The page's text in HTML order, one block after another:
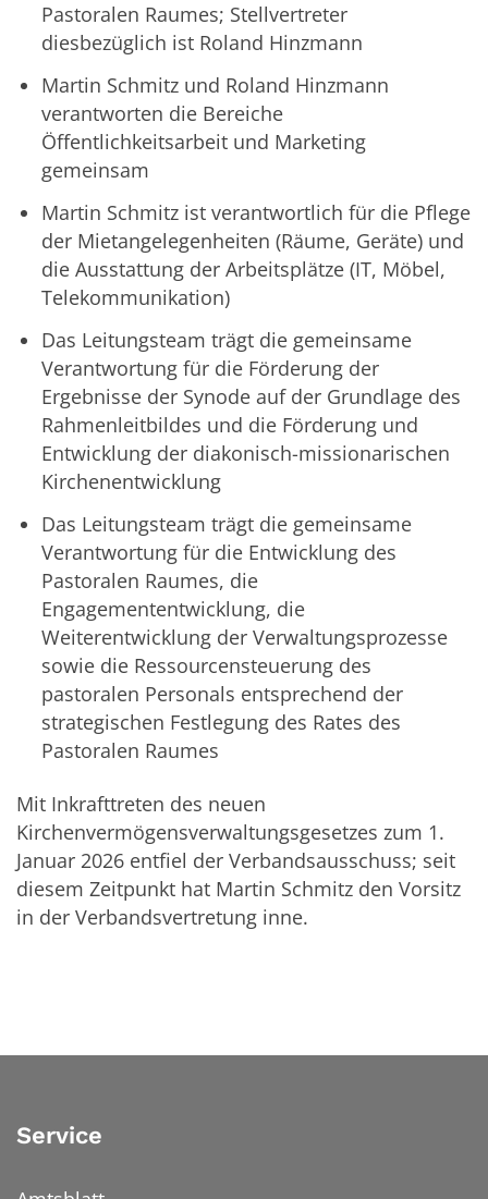
Pastoralen Raumes; Stellvertreter
diesbezüglich ist Roland Hinzmann
Martin Schmitz und Roland Hinzmann
verantworten die Bereiche
Öffentlichkeitsarbeit und Marketing
gemeinsam
Martin Schmitz ist verantwortlich für die Pflege
der Mietangelegenheiten (Räume, Geräte) und
die Ausstattung der Arbeitsplätze (IT, Möbel,
Telekommunikation)
Das Leitungsteam trägt die gemeinsame
Verantwortung für die Förderung der
Ergebnisse der Synode auf der Grundlage des
Rahmenleitbildes und die Förderung und
Entwicklung der diakonisch-missionarischen
Kirchenentwicklung
Das Leitungsteam trägt die gemeinsame
Verantwortung für die Entwicklung des
Pastoralen Raumes, die
Engagemententwicklung, die
Weiterentwicklung der Verwaltungsprozesse
sowie die Ressourcensteuerung des
pastoralen Personals entsprechend der
strategischen Festlegung des Rates des
Pastoralen Raumes
Mit Inkrafttreten des neuen
Kirchenvermögensverwaltungsgesetzes zum 1.
Januar 2026 entfiel der Verbandsausschuss; seit
diesem Zeitpunkt hat Martin Schmitz den Vorsitz
in der Verbandsvertretung inne.
Service